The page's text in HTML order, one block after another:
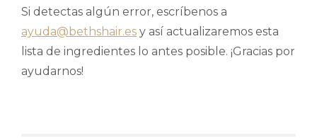
Si detectas algún error, escríbenos a
ayuda@bethshair.es y así actualizaremos esta
lista de ingredientes lo antes posible. ¡Gracias por
ayudarnos!